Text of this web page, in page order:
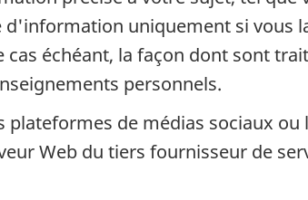
d'information uniquement si vous
échéant, la façon dont sont
personnels.
plateformes de médias sociaux ou
Web du tiers fournisseur de